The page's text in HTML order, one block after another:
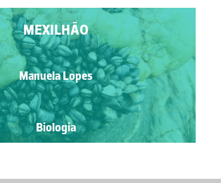
MEXILHÃO
Manuela Lopes
Biologia